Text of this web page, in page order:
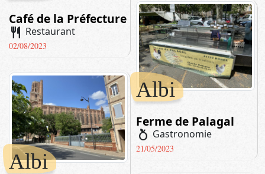
Café de la Préfecture
restaurant Restaurant
02/08/2023
Albi
Albi
Ferme de Palagal
nutrition Gastronomie
21/05/2023